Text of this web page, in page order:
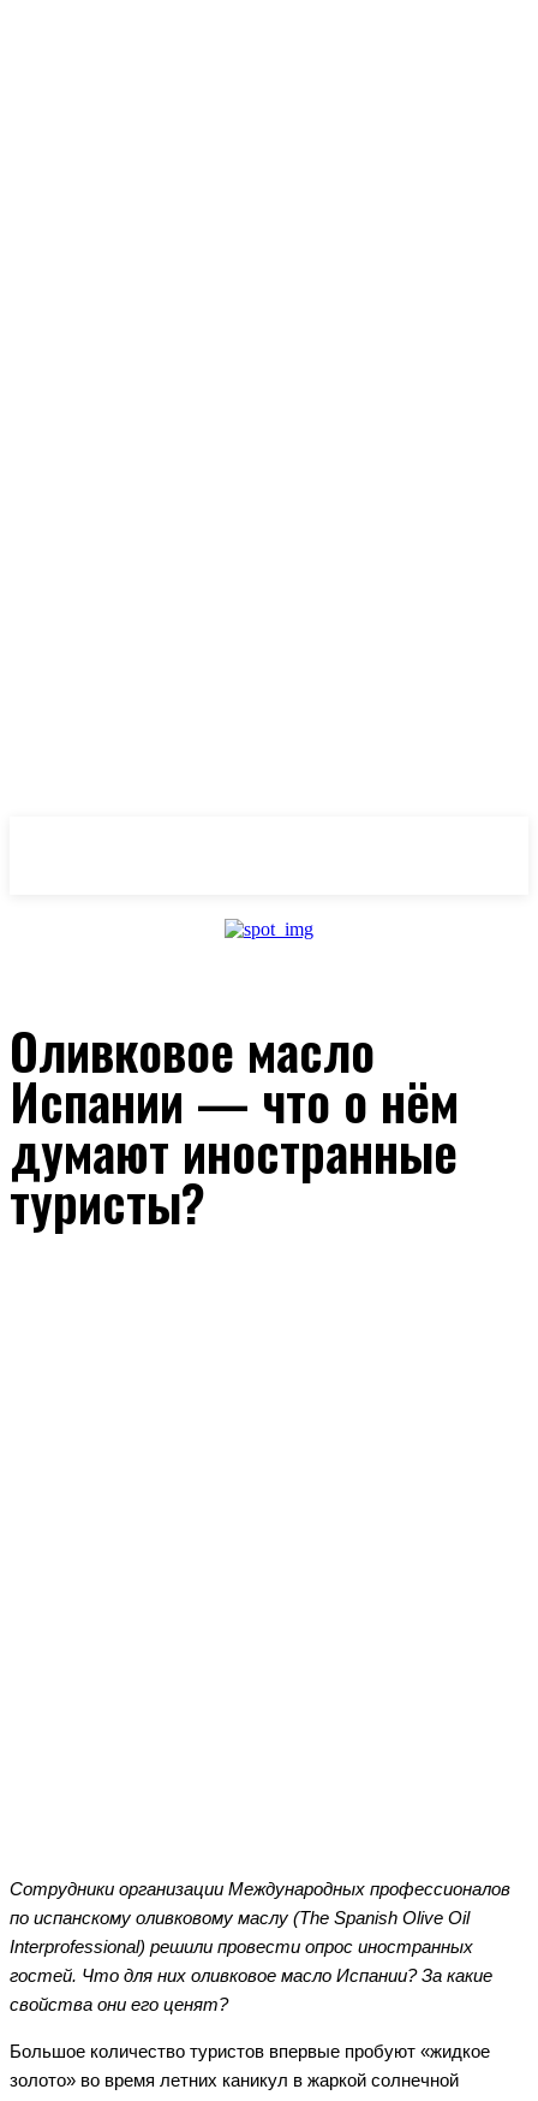
Оливковое масло
Испании — что о нём
думают иностранные
туристы?
Сотрудники организации Международных профессионалов
по испанскому оливковому маслу (The Spanish Olive Oil
Interprofessional) решили провести опрос иностранных
гостей. Что для них оливковое масло Испании? За какие
свойства они его ценят?
Большое количество туристов впервые пробуют «жидкое
золото» во время летних каникул в жаркой солнечной